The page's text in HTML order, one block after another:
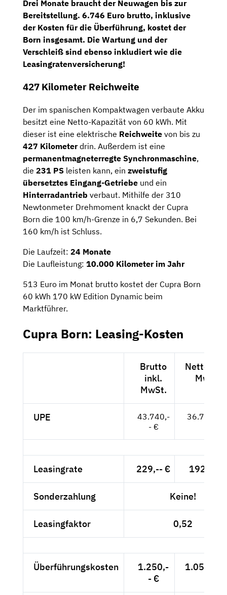
Drei Monate braucht der Neuwagen bis zur
Bereitstellung. 6.746 Euro brutto, inklusive
der Kosten für die Überführung, kostet der
Born insgesamt. Die Wartung und der
Verschleiß sind ebenso inkludiert wie die
Leasingratenversicherung!
427 Kilometer Reichweite
Der im spanischen Kompaktwagen verbaute Akku
besitzt eine Netto-Kapazität von 60 kWh. Mit
dieser ist eine elektrische Reichweite von bis zu
427 Kilometerdrin. Außerdem ist eine
permanentmagneterregte Synchronmaschine,
die 231 PS leisten kann, ein zweistufig
übersetztes Eingang-Getriebe und ein
Hinterradantrieb verbaut. Mithilfe der 310
Newtonmeter Drehmoment knackt der Cupra
Born die 100 km/h-Grenze in 6,7 Sekunden. Bei
160 km/h ist Schluss.
Die Laufzeit: 24 Monate
Die Laufleistung: 10.000 Kilometer im Jahr
513 Euro im Monat brutto kostet der Cupra Born
60 kWh 170 kW Edition Dynamic beim
Marktführer.
Cupra Born: Leasing-Kosten
Brutto
inkl.
MwSt.
Netto
MwSt.
UPE
43.740,-
- €
36.756,--
Leasingrate 229,-- € 192,44 €
Sonderzahlung Keine!
Leasingfaktor 0,52
Überführungskosten
1.250,-
- €
1.050,42